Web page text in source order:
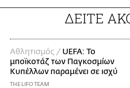
ΔΕΙΤΕ
Αθλητισμός / UEFA: Το
μποϊκοτάζ των Παγκοσμίων
Κυπέλλων παραμένει σε ισχύ
THE LIFO TEAM